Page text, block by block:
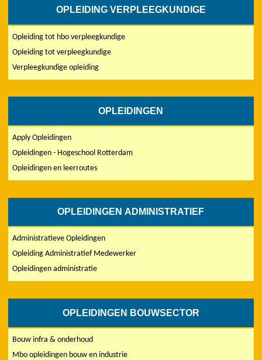
OPLEIDING VERPLEEGKUNDIGE
Opleiding tot hbo verpleegkundige
Opleiding tot verpleegkundige
Verpleegkundige opleiding
OPLEIDINGEN
Apply Opleidingen
Opleidingen - Hogeschool Rotterdam
Opleidingen en leerroutes
OPLEIDINGEN ADMINISTRATIEF
Administratieve Opleidingen
Opleiding Administratief Medewerker
Opleidingen administratie
OPLEIDINGEN BOUWSECTOR
Bouw infra & onderhoud
Mbo opleidingen bouw en industrie